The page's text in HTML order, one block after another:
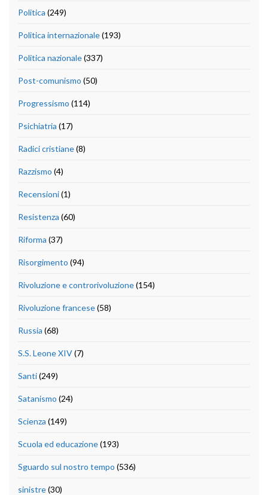
Politica (249)
Politica internazionale(193)
Politica nazionale(337)
Post-comunismo (50)
Progressismo (114)
Psichiatria (17)
Radici cristiane(8)
Razzismo (4)
Recensioni(1)
Resistenza (60)
Riforma (37)
Risorgimento (94)
Rivoluzione e controrivoluzione(154)
Rivoluzione francese(58)
Russia (68)
S.S. Leone XIV(7)
Santi(249)
Satanismo (24)
Scienza (149)
Scuola ed educazione(193)
Sguardo sul nostro tempo (536)
sinistre(30)